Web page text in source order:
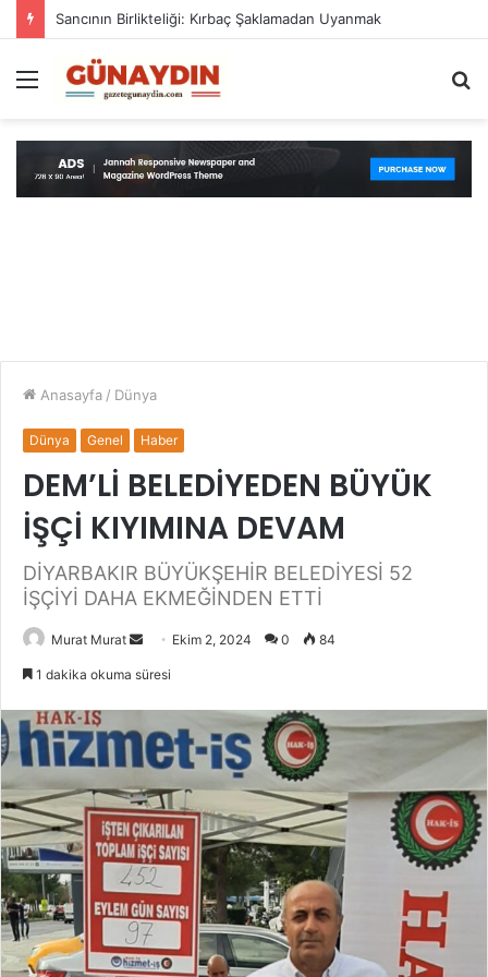
Sancının Birlikteliği: Kırbaç Şaklamadan Uyanmak
Menü
Anasayfa / Dünya
Dünya Genel Haber
DEM’Lİ BELEDİYEDEN BÜYÜK
İŞÇİ KIYIMINA DEVAM
DİYARBAKIR BÜYÜKŞEHİR BELEDİYESİ 52
İŞÇİYİ DAHA EKMEĞİNDEN ETTİ
Murat Murat
-
p
o
s
t
a
g
ö
n
Ekim 2, 2024 0 84
1 dakika okuma süresi